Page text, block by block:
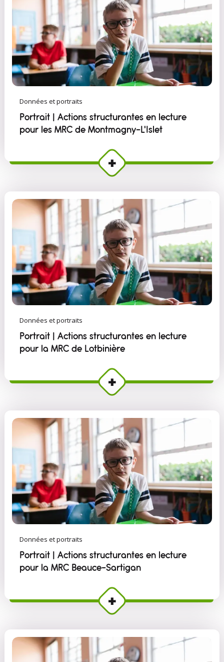
Données et portraits
Portrait | Actions structurantes en lecture
pour les MRC de Montmagny–L'Islet
Données et portraits
Portrait | Actions structurantes en lecture
pour la MRC de Lotbinière
Données et portraits
Portrait | Actions structurantes en lecture
pour la MRC Beauce-Sartigan